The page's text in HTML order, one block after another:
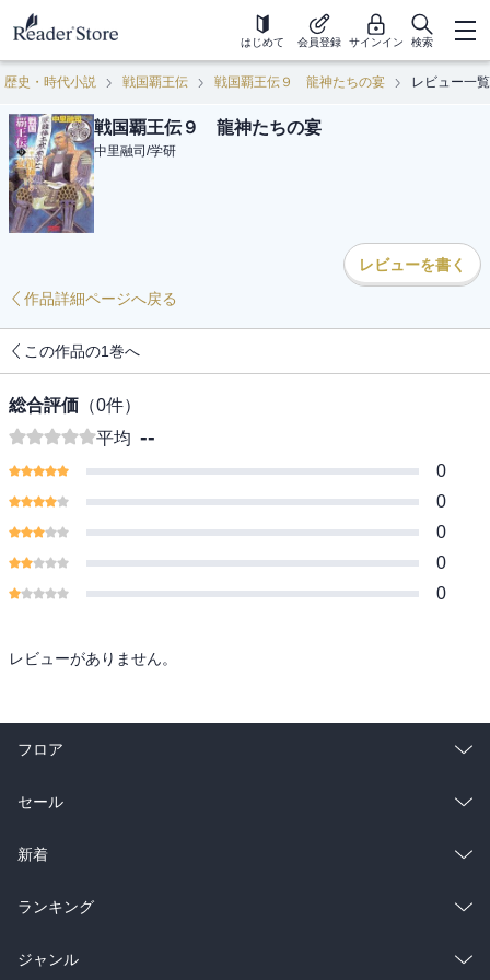
はじめて 会員登録 サインイン 検索
歴史・時代小説 戦国覇王伝 戦国覇王伝９ 龍神たちの宴 レビュー一覧
戦国覇王伝９ 龍神たちの宴
中里融司 /学研
レビューを書く
作品詳細ページへ戻る
この作品の1巻へ
総合評価 （0件）
平均 --
0
0
0
0
0
レビューがありません。
フロア
総合
ラノベ
雑誌・グラビア
BL・TL
セール
総合
ラノベ
雑誌・グラビア
新着
総合
ラノベ
ランキング
総合
ジャンル